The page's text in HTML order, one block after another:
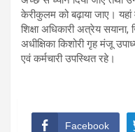
केरीकुलम को बढ़ाया जाए। यहां
शिक्षा अधिकारी अत्रेय
अधीक्षिका किशोरी गृह मंजू
एवं कर्मचारी उपस्थित रहे।
Facebook